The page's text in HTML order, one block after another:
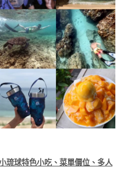
琉球特色小吃、菜單價位、多人